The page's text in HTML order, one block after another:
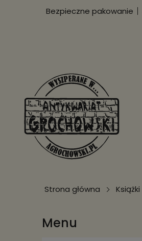
Bezpieczne pakowanie
Strona główna Książki
Menu